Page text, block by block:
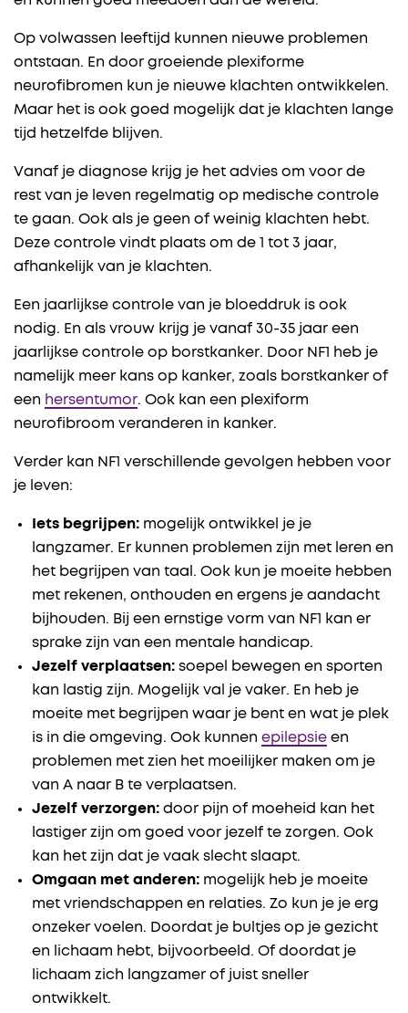
Op volwassen leeftijd kunnen nieuwe problemen
ontstaan. En door groeiende plexiforme
neurofibromen kun je nieuwe klachten ontwikkelen.
Maar het is ook goed mogelijk dat je klachten lange
tijd hetzelfde blijven.
Vanaf je diagnose krijg je het advies om voor de
rest van je leven regelmatig op medische controle
te gaan. Ook als je geen of weinig klachten hebt.
Deze controle vindt plaats om de 1 tot 3 jaar,
afhankelijk van je klachten.
Een jaarlijkse controle van je bloeddruk is ook
nodig. En als vrouw krijg je vanaf 30-35 jaar een
jaarlijkse controle op borstkanker. Door NF1 heb je
namelijk meer kans op kanker, zoals borstkanker of
een hersentumor. Ook kan een plexiform
neurofibroom veranderen in kanker.
Verder kan NF1 verschillende gevolgen hebben voor
je leven:
Iets begrijpen: mogelijk ontwikkel je je
langzamer. Er kunnen problemen zijn met leren en
het begrijpen van taal. Ook kun je moeite hebben
met rekenen, onthouden en ergens je aandacht
bijhouden. Bij een ernstige vorm van NF1 kan er
sprake zijn van een mentale handicap.
Jezelf verplaatsen: soepel bewegen en sporten
kan lastig zijn. Mogelijk val je vaker. En heb je
moeite met begrijpen waar je bent en wat je plek
is in die omgeving. Ook kunnen epilepsie en
problemen met zien het moeilijker maken om je
van A naar B te verplaatsen.
Jezelf verzorgen: door pijn of moeheid kan het
lastiger zijn om goed voor jezelf te zorgen. Ook
kan het zijn dat je vaak slecht slaapt.
Omgaan met anderen: mogelijk heb je moeite
met vriendschappen en relaties. Zo kun je je erg
onzeker voelen. Doordat je bultjes op je gezicht
en lichaam hebt, bijvoorbeeld. Of doordat je
lichaam zich langzamer of juist sneller
ontwikkelt.